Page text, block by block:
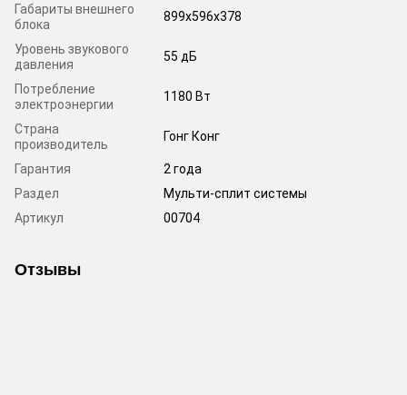
Габариты внешнего
блока
899x596x378
Уровень звукового
давления
55 дБ
Потребление
электроэнергии
1180 Вт
Страна
производитель
Гонг Конг
Гарантия
2 года
Раздел
Мульти-сплит системы
Артикул
00704
Отзывы